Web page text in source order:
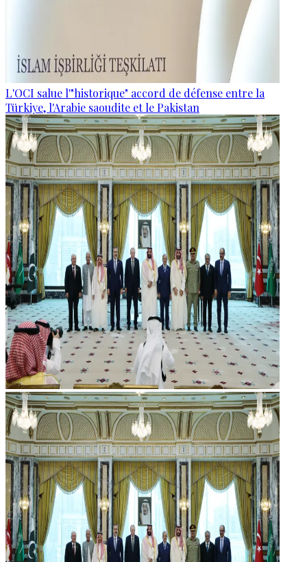
L'OCI salue l'"historique" accord de défense entre la
Türkiye, l'Arabie saoudite et le Pakistan